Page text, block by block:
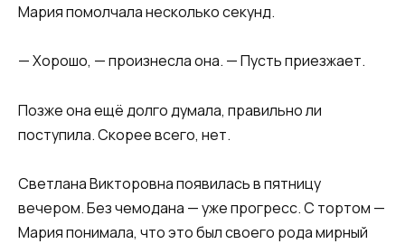
Мария помолчала несколько секунд.
— Хорошо, — произнесла она. — Пусть приезжает.
Позже она ещё долго думала, правильно ли
поступила. Скорее всего, нет.
Светлана Викторовна появилась в пятницу
вечером. Без чемодана — уже прогресс. С тортом —
Мария понимала, что это был своего рода мирный